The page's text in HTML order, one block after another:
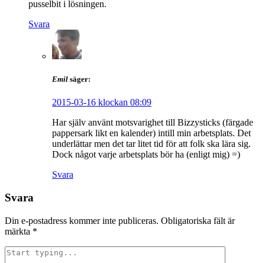
pusselbit i lösningen.
Svara
Emil säger:
2015-03-16 klockan 08:09
Har själv använt motsvarighet till Bizzysticks (färgade
pappersark likt en kalender) intill min arbetsplats. Det
underlättar men det tar litet tid för att folk ska lära sig.
Dock något varje arbetsplats bör ha (enligt mig) =)
Svara
Svara
Din e-postadress kommer inte publiceras. Obligatoriska fält är
märkta *